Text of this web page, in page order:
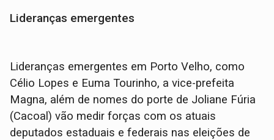
Lideranças emergentes
Lideranças emergentes em Porto Velho, como
Célio Lopes e Euma Tourinho, a vice-prefeita
Magna, além de nomes do porte de Joliane Fúria
(Cacoal) vão medir forças com os atuais
deputados estaduais e federais nas eleições de